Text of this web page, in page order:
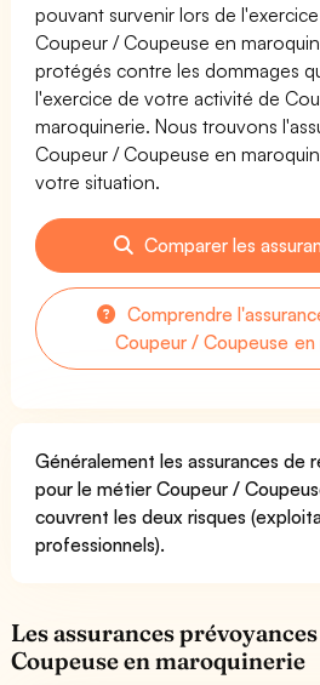
pouvant survenir lors de
Coupeur / Coupeuse en
protégés contre les dommages
l'exercice de votre activité de
maroquinerie. Nous trouvons
Coupeur / Coupeuse en
votre situation.
Comparer les
Comprendre
Coupeur / Coupeuse en
Généralement les assurances de
pour le métier Coupeur /
couvrent les deux risques
professionnels).
Les assurances
Coupeuse en maroquinerie